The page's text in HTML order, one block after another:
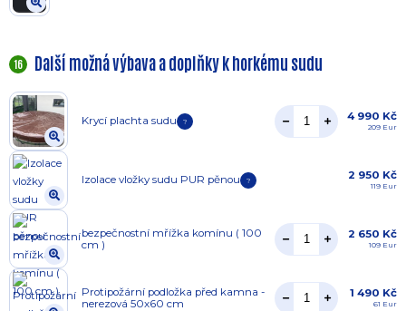
16 Další možná výbava a doplňky k horkému sudu
Krycí plachta sudu ? 4 990 Kč
209 Eur
Izolace vložky sudu PUR pěnou ? 2 950 Kč
119 Eur
bezpečnostní mřížka komínu ( 100
cm )
2 650 Kč
109 Eur
Protipožární podložka před kamna -
nerezová 50x60 cm
1 490 Kč
61 Eur